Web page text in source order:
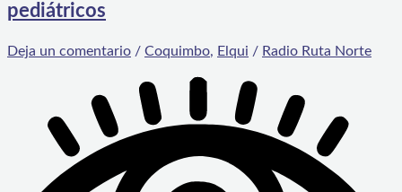
pediátricos
Deja un comentario / Coquimbo, Elqui / Radio Ruta Norte